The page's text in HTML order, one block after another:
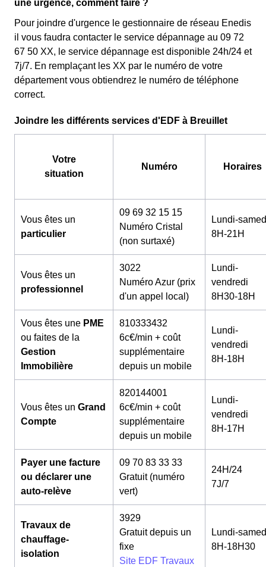
une urgence, comment faire ?
Pour joindre d'urgence le gestionnaire de réseau Enedis
il vous faudra contacter le service dépannage au 09 72
67 50 XX, le service dépannage est disponible 24h/24 et
7j/7. En remplaçant les XX par le numéro de votre
département vous obtiendrez le numéro de téléphone
correct.
Joindre les différents services d'EDF à Breuillet
Votre
situation
Numéro Horaires
Vous êtes un
particulier
09 69 32 15 15
Numéro Cristal
(non surtaxé)
Lundi-
8H-21H
Vous êtes un
professionnel
3022
Numéro Azur (prix
d'un appel local)
Lundi-
vendredi
8H30-18H
Vous êtes une PME
ou faites de la
Gestion
Immobilière
810333432
6c€/min + coût
supplémentaire
depuis un mobile
Lundi-
vendredi
8H-18H
Vous êtes un Grand
Compte
820144001
6c€/min + coût
supplémentaire
depuis un mobile
Lundi-
vendredi
8H-17H
Payer une facture
ou déclarer une
auto-relève
09 70 83 33 33
Gratuit (numéro
vert)
24H/24
7J/7
Travaux de
chauffage-
isolation
3929
Gratuit depuis un
fixe
Site EDF Travaux
Lundi-
8H-18H30